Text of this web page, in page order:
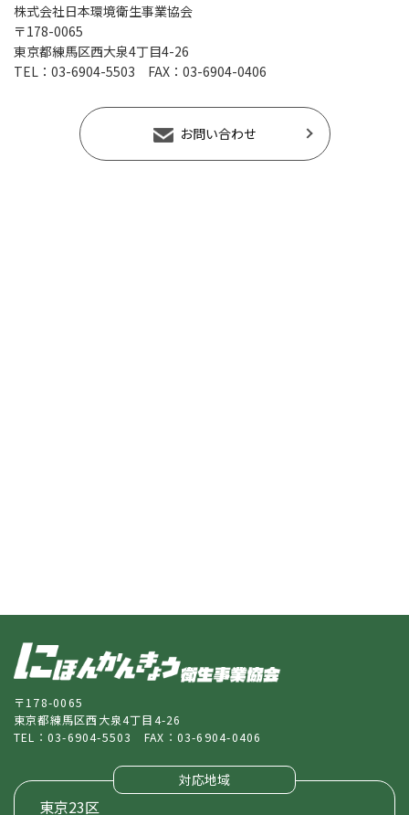
株式会社日本環境衛生事業協会
〒178-0065
東京都練馬区西大泉4丁目4-26
TEL： 03-6904-5503 FAX：03-6904-0406
お問い合わせ
〒178-0065
東京都練馬区西大泉4丁目4-26
TEL： 03-6904-5503 FAX：03-6904-0406
対応地域
東京23区